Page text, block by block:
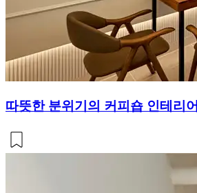
따뜻한 분위기의 커피숍 인테리어